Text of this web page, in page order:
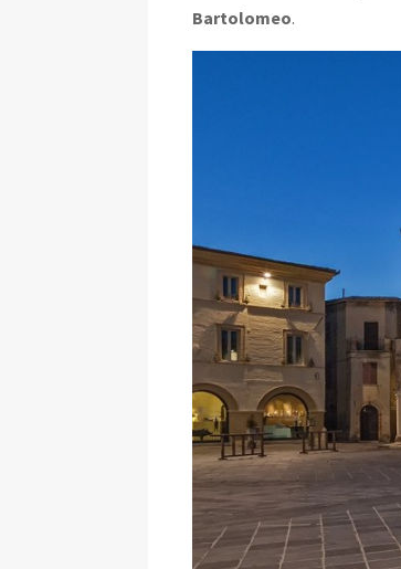
Bartolomeo.